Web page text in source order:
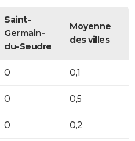
Saint-
Germain-
du-Seudre
Moyenne
des villes
0 0,1
0 0,5
0 0,2